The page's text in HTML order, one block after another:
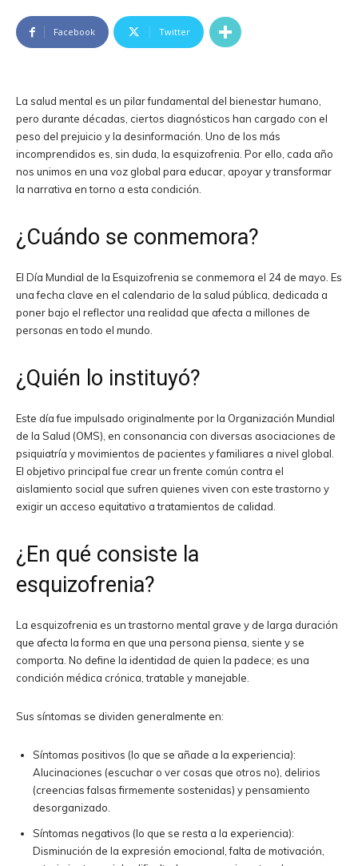
Facebook Twitter
La salud mental es un pilar fundamental del bienestar humano,
pero durante décadas, ciertos diagnósticos han cargado con el
peso del prejuicio y la desinformación. Uno de los más
incomprendidos es, sin duda, la esquizofrenia. Por ello, cada año
nos unimos en una voz global para educar, apoyar y transformar
la narrativa en torno a esta condición.
¿Cuándo se conmemora?
El Día Mundial de la Esquizofrenia se conmemora el 24 de mayo. Es
una fecha clave en el calendario de la salud pública, dedicada a
poner bajo el reflector una realidad que afecta a millones de
personas en todo el mundo.
¿Quién lo instituyó?
Este día fue impulsado originalmente por la Organización Mundial
de la Salud (OMS), en consonancia con diversas asociaciones de
psiquiatría y movimientos de pacientes y familiares a nivel global.
El objetivo principal fue crear un frente común contra el
aislamiento social que sufren quienes viven con este trastorno y
exigir un acceso equitativo a tratamientos de calidad.
¿En qué consiste la
esquizofrenia?
La esquizofrenia es un trastorno mental grave y de larga duración
que afecta la forma en que una persona piensa, siente y se
comporta. No define la identidad de quien la padece; es una
condición médica crónica, tratable y manejable.
Sus síntomas se dividen generalmente en:
Síntomas positivos (lo que se añade a la experiencia):
Alucinaciones (escuchar o ver cosas que otros no), delirios
(creencias falsas firmemente sostenidas) y pensamiento
desorganizado.
Síntomas negativos (lo que se resta a la experiencia):
Disminución de la expresión emocional, falta de motivación,